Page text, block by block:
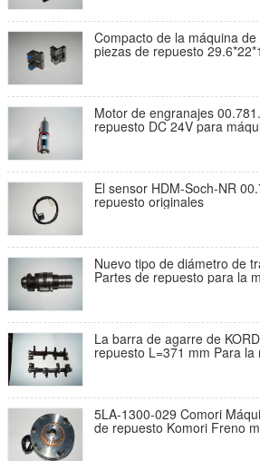
Compacto de la máquina
piezas de repuesto
Motor de engranajes
repuesto DC 24V para
El sensor HDM-Soch-NR
repuesto originales
Nuevo tipo de diámetro de
Partes de repuesto para la
La barra de agarre de
repuesto L=371 mm Para
5LA-1300-029 Comori
de repuesto Komori Freno